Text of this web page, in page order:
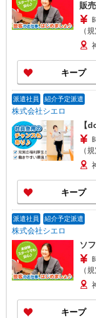
販売
（規定あり
+゜
頂く
い
+゜
キープ
派遣社員 紹介予定派遣
株式会社シエロ
【
（規定あり
+゜
頂く
い
+゜
キープ
派遣社員 紹介予定派遣
株式会社シエロ
ソ
（規定あり
+゜
頂く
い
+゜
キープ